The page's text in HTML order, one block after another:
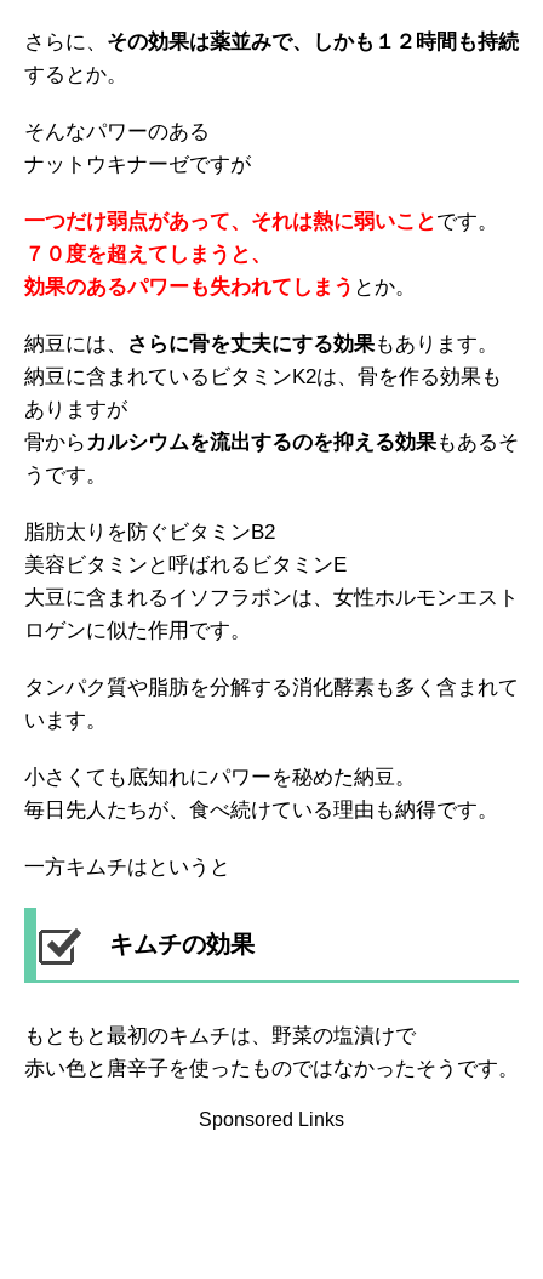
さらに、 その効果は薬並みで、しかも１２時間も持続
するとか。
そんなパワーのある
ナットウキナーゼですが
一つだけ弱点があって、それは熱に弱いことです。
７０度を超えてしまうと、
効果のあるパワーも失われてしまう とか。
納豆には、 さらに骨を丈夫にする効果もあります。
納豆に含まれているビタミンK2は、骨を作る効果も
ありますが
骨からカルシウムを流出するのを抑える効果もあるそ
うです。
脂肪太りを防ぐビタミンB2
美容ビタミンと呼ばれるビタミンE
大豆に含まれるイソフラボンは、女性ホルモンエスト
ロゲンに似た作用です。
タンパク質や脂肪を分解する消化酵素も多く含まれて
います。
小さくても底知れにパワーを秘めた納豆。
毎日先人たちが、食べ続けている理由も納得です。
一方キムチはというと
キムチの効果
もともと最初のキムチは、野菜の塩漬けで
赤い色と唐辛子を使ったものではなかったそうです。
Sponsored Links